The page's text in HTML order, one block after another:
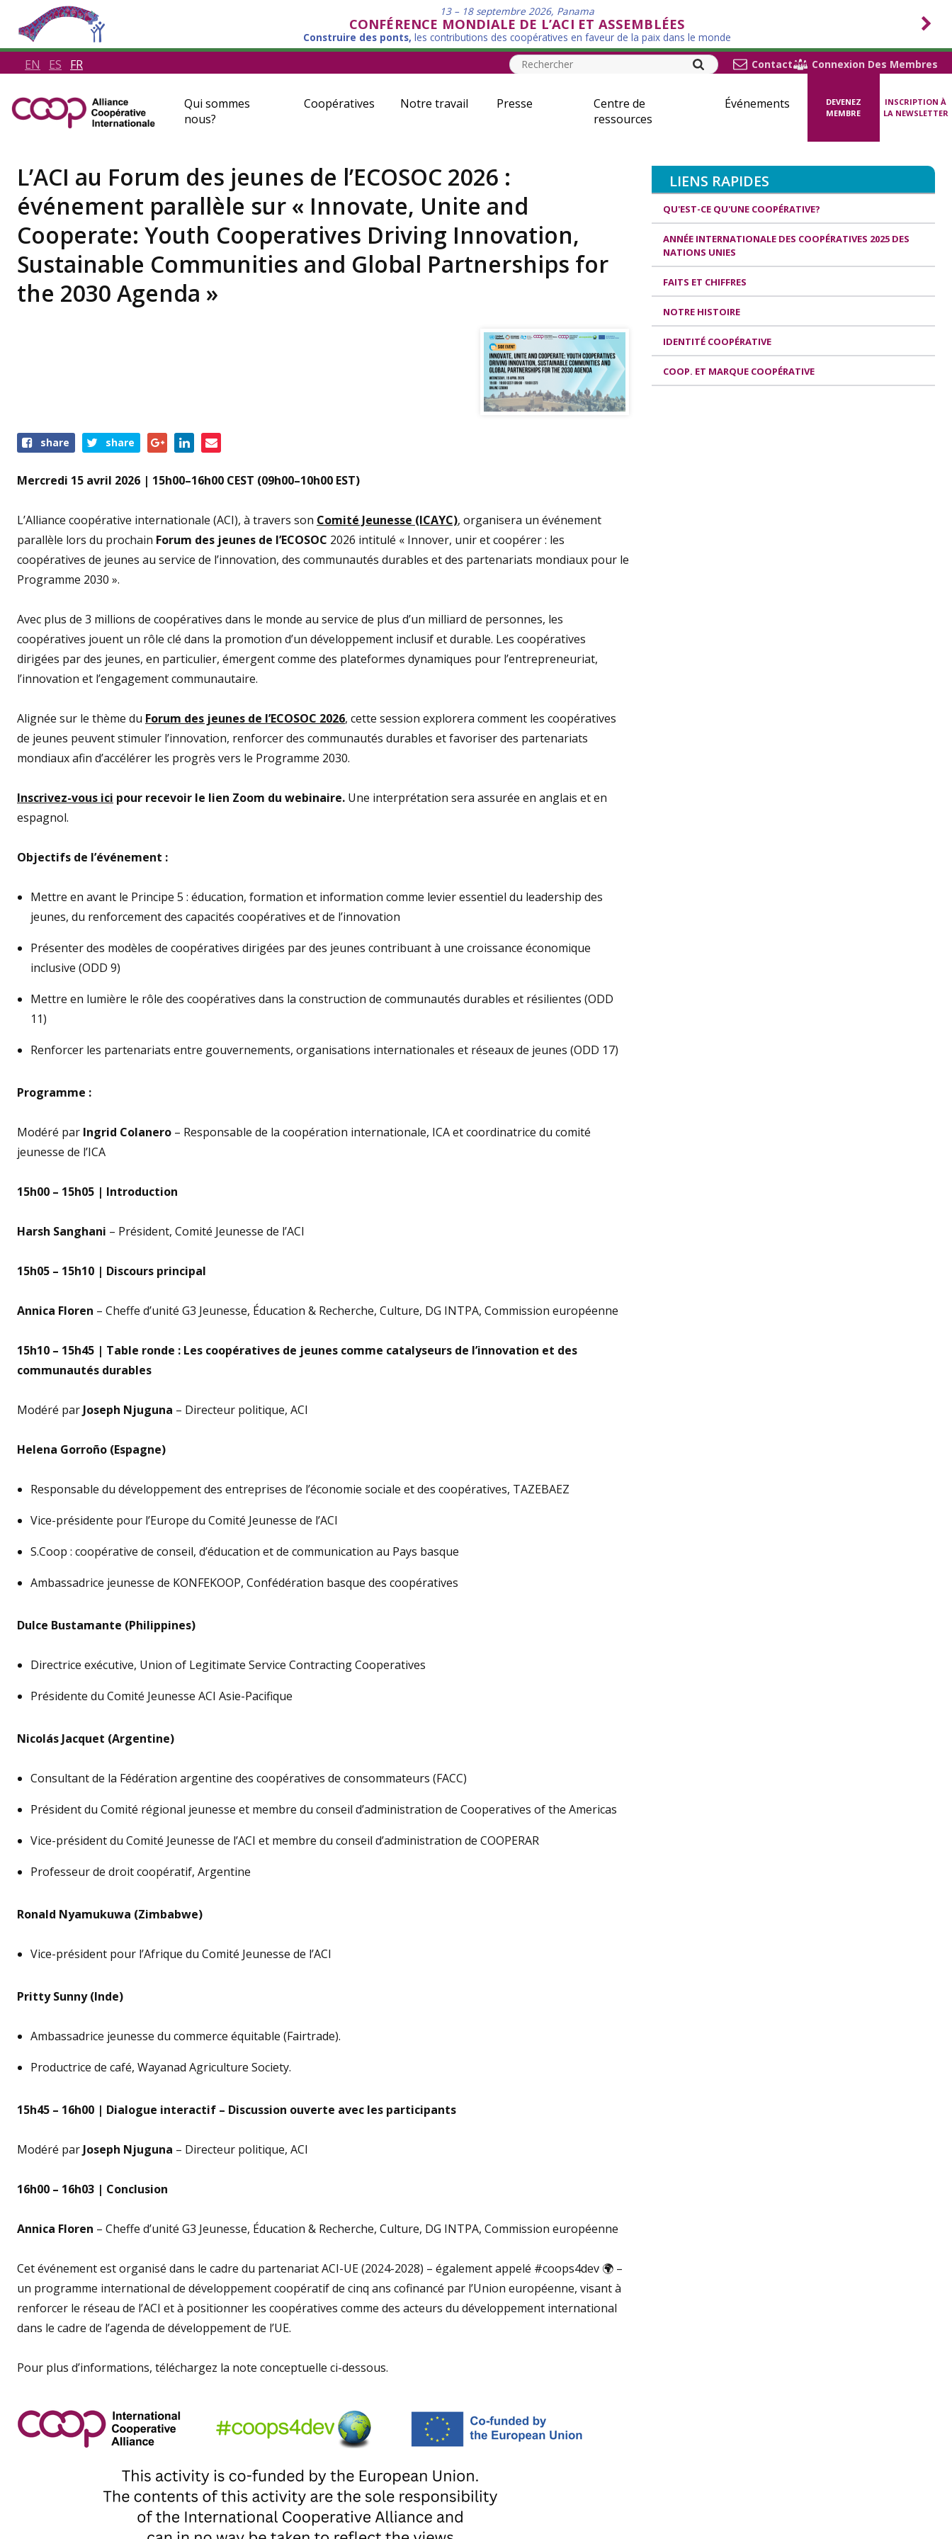
13 – 18 septembre 2026, Panama
CONFÉRENCE MONDIALE DE L’ACI ET ASSEMBLÉES
Construire des ponts, les contributions des coopératives en faveur de la paix dans le monde
EN ES FR Contact Connexion Des Membres
Qui sommes
nous?
Coopératives Notre travail Presse
Centre de
ressources
Événements
DEVENEZ
MEMBRE
INSCRIPTION À
LA NEWSLETTER
L’ACI au Forum des jeunes de l’ECOSOC 2026 :
événement parallèle sur « Innovate, Unite and
Cooperate: Youth Cooperatives Driving Innovation,
Sustainable Communities and Global Partnerships for
the 2030 Agenda »
Share
event
share share
Mercredi 15 avril 2026 | 15h00–16h00 CEST (09h00–10h00 EST)
L’Alliance coopérative internationale (ACI), à travers son Comité Jeunesse (ICAYC), organisera un événement
parallèle lors du prochain Forum des jeunes de l’ECOSOC 2026 intitulé « Innover, unir et coopérer : les
coopératives de jeunes au service de l’innovation, des communautés durables et des partenariats mondiaux pour le
Programme 2030 ».
Avec plus de 3 millions de coopératives dans le monde au service de plus d’un milliard de personnes, les
coopératives jouent un rôle clé dans la promotion d’un développement inclusif et durable. Les coopératives
dirigées par des jeunes, en particulier, émergent comme des plateformes dynamiques pour l’entrepreneuriat,
l’innovation et l’engagement communautaire.
Alignée sur le thème du Forum des jeunes de l’ECOSOC 2026, cette session explorera comment les coopératives
de jeunes peuvent stimuler l’innovation, renforcer des communautés durables et favoriser des partenariats
mondiaux afin d’accélérer les progrès vers le Programme 2030.
Inscrivez-vous ici pour recevoir le lien Zoom du webinaire. Une interprétation sera assurée en anglais et en
espagnol.
Objectifs de l’événement :
Mettre en avant le Principe 5 : éducation, formation et information comme levier essentiel du leadership des
jeunes, du renforcement des capacités coopératives et de l’innovation
Présenter des modèles de coopératives dirigées par des jeunes contribuant à une croissance économique
inclusive (ODD 9)
Mettre en lumière le rôle des coopératives dans la construction de communautés durables et résilientes (ODD
11)
Renforcer les partenariats entre gouvernements, organisations internationales et réseaux de jeunes (ODD 17)
Programme :
Modéré par Ingrid Colanero – Responsable de la coopération internationale, ICA et coordinatrice du comité
jeunesse de l’ICA
15h00 – 15h05 | Introduction
Harsh Sanghani – Président, Comité Jeunesse de l’ACI
15h05 – 15h10 | Discours principal
Annica Floren – Cheffe d’unité G3 Jeunesse, Éducation & Recherche, Culture, DG INTPA, Commission européenne
15h10 – 15h45 | Table ronde : Les coopératives de jeunes comme catalyseurs de l’innovation et des
communautés durables
Modéré parJoseph Njuguna – Directeur politique, ACI
Helena Gorroño (Espagne)
Responsable du développement des entreprises de l’économie sociale et des coopératives, TAZEBAEZ
Vice-présidente pour l’Europe du Comité Jeunesse de l’ACI
S.Coop : coopérative de conseil, d’éducation et de communication au Pays basque
Ambassadrice jeunesse de KONFEKOOP, Confédération basque des coopératives
Dulce Bustamante (Philippines)
Directrice exécutive, Union of Legitimate Service Contracting Cooperatives
Présidente du Comité Jeunesse ACI Asie-Pacifique
Nicolás Jacquet (Argentine)
Consultant de la Fédération argentine des coopératives de consommateurs (FACC)
Président du Comité régional jeunesse et membre du conseil d’administration de Cooperatives of the Americas
Vice-président du Comité Jeunesse de l’ACI et membre du conseil d’administration de COOPERAR
Professeur de droit coopératif, Argentine
Ronald Nyamukuwa (Zimbabwe)
Vice-président pour l’Afrique du Comité Jeunesse de l’ACI
Pritty Sunny (Inde)
Ambassadrice jeunesse du commerce équitable (Fairtrade).
Productrice de café, Wayanad Agriculture Society.
15h45 – 16h00 | Dialogue interactif – Discussion ouverte avec les participants
Modéré parJoseph Njuguna – Directeur politique, ACI
16h00 – 16h03 | Conclusion
Annica Floren – Cheffe d’unité G3 Jeunesse, Éducation & Recherche, Culture, DG INTPA, Commission européenne
Cet événement est organisé dans le cadre du partenariat ACI-UE (2024-2028) – également appelé #coops4dev 🌍 –
un programme international de développement coopératif de cinq ans cofinancé par l’Union européenne, visant à
renforcer le réseau de l’ACI et à positionner les coopératives comme des acteurs du développement international
dans le cadre de l’agenda de développement de l’UE.
Pour plus d’informations, téléchargez la note conceptuelle ci-dessous.
LIENS RAPIDES
QU'EST-CE QU'UNE COOPÉRATIVE?
ANNÉE INTERNATIONALE DES COOPÉRATIVES 2025 DES
NATIONS UNIES
FAITS ET CHIFFRES
NOTRE HISTOIRE
IDENTITÉ COOPÉRATIVE
COOP. ET MARQUE COOPÉRATIVE